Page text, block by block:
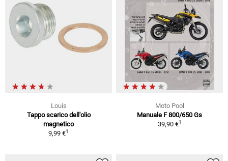
Louis
Tappo scarico dell'olio
magnetico
9,99 €1
Moto Pool
Manuale F 800/650 Gs
39,90 €1